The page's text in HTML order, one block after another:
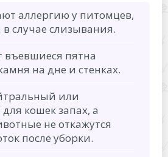
аллергию у питомцев,
случае слизывания.
въевшиеся пятна
на дне и стенках.
или
кошек запах, а
не откажутся
после уборки.